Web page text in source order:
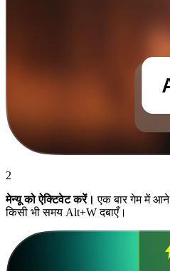
2
मेन्यू को ऐक्टिवेट करें। एक बार गेम में
किसी भी समय Alt+W दबाएँ।